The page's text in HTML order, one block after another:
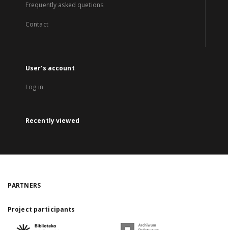
Frequently asked quetions
Contact
User's account
Log in
Recently viewed
PARTNERS
Project participants